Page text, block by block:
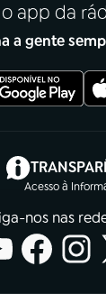
o app da
a gente
Acesso à
nos nas